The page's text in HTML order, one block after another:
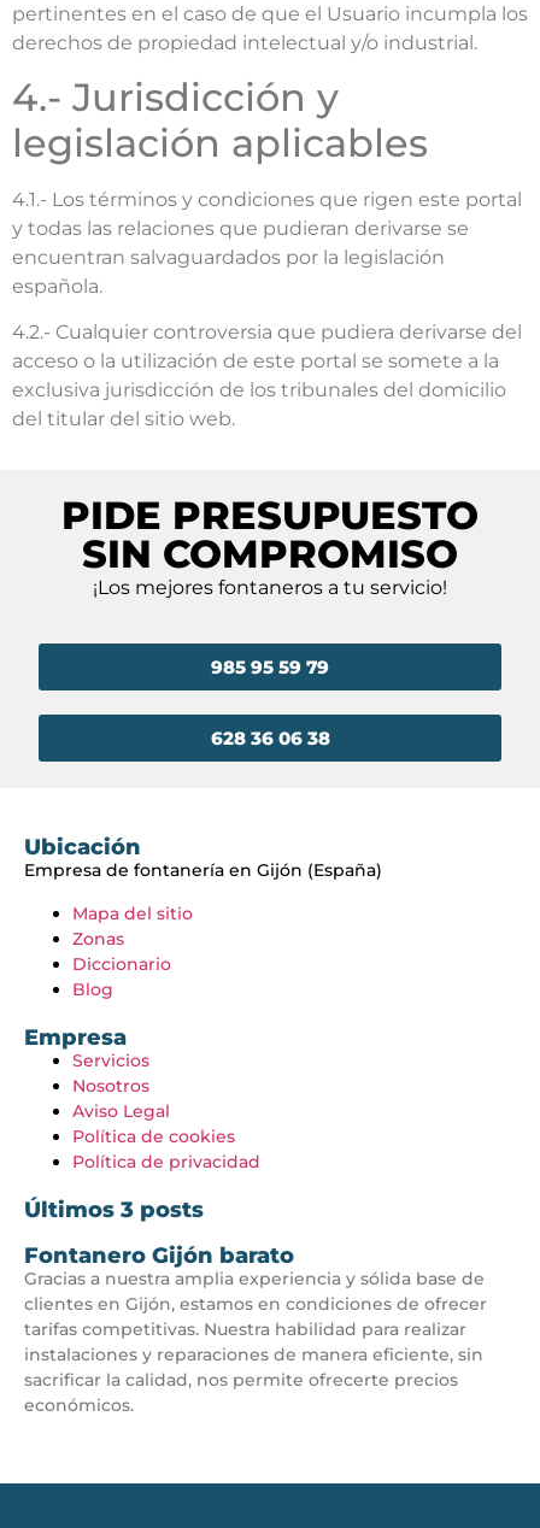
pertinentes en el caso de que el Usuario incumpla los
derechos de propiedad intelectual y/o industrial.
4.- Jurisdicción y
legislación aplicables
4.1.- Los términos y condiciones que rigen este portal
y todas las relaciones que pudieran derivarse se
encuentran salvaguardados por la legislación
española.
4.2.- Cualquier controversia que pudiera derivarse del
acceso o la utilización de este portal se somete a la
exclusiva jurisdicción de los tribunales del domicilio
del titular del sitio web.
PIDE PRESUPUESTO
SIN COMPROMISO
¡Los mejores fontaneros a tu servicio!
628 36 06 38
985 95 59 79
Ubicación
Empresa de fontanería en Gijón (España)
Mapa del sitio
Zonas
Diccionario
Blog
Empresa
Servicios
Nosotros
Aviso Legal
Política de cookies
Política de privacidad
Últimos 3 posts
Fontanero Gijón barato
Gracias a nuestra amplia experiencia y sólida base de
clientes en Gijón, estamos en condiciones de ofrecer
tarifas competitivas. Nuestra habilidad para realizar
instalaciones y reparaciones de manera eficiente, sin
sacrificar la calidad, nos permite ofrecerte precios
económicos.